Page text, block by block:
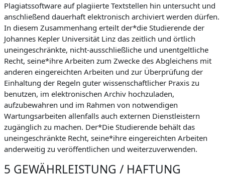
Plagiatssoftware auf plagiierte Textstellen hin untersucht und
anschließend dauerhaft elektronisch archiviert werden dürfen.
In diesem Zusammenhang erteilt der*die Studierende der
Johannes Kepler Universität Linz das zeitlich und örtlich
uneingeschränkte, nicht-ausschließliche und unentgeltliche
Recht, seine*ihre Arbeiten zum Zwecke des Abgleichens mit
anderen eingereichten Arbeiten und zur Überprüfung der
Einhaltung der Regeln guter wissenschaftlicher Praxis zu
benutzen, im elektronischen Archiv hochzuladen,
aufzubewahren und im Rahmen von notwendigen
Wartungsarbeiten allenfalls auch externen Dienstleistern
zugänglich zu machen. Der*Die Studierende behält das
uneingeschränkte Recht, seine*ihre eingereichten Arbeiten
anderweitig zu veröffentlichen und weiterzuverwenden.
5 GEWÄHRLEISTUNG / HAFTUNG